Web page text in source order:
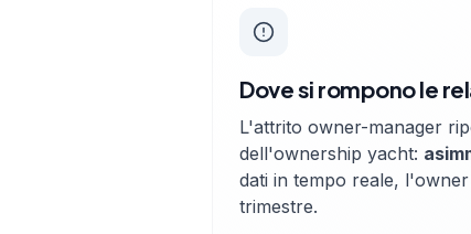
Dove si rompono le
L'attrito owner-manager
dell'ownership yacht:
dati in tempo reale,
trimestre.